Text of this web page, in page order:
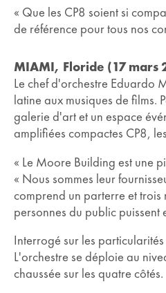
« Que les CP8 soient si
de référence pour tous nos
MIAMI, Floride (17 mars
Le chef d'orchestre Eduardo
latine aux musiques de films.
galerie d'art et un espace
amplifiées compactes CP8,
« Le Moore Building est une
« Nous sommes leur
comprend un parterre et trois
personnes du public puissent
Interrogé sur les
L'orchestre se déploie au
chaussée sur les quatre